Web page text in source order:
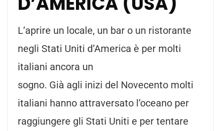
L’aprire un locale, un bar o un ristorante
negli Stati Uniti d’America è per molti
italiani ancora un
sogno. Già agli inizi del Novecento molti
italiani hanno attraversato l’oceano per
raggiungere gli Stati Uniti e per tentare